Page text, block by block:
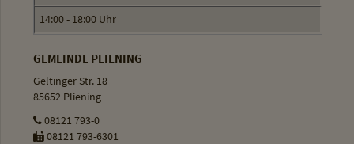
14:00 - 18:00 Uhr
GEMEINDE PLIENING
Geltinger Str. 18
85652 Pliening
08121 793-0
08121 793-6301